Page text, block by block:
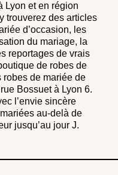
Lyon et en région
trouverez des articles
d’occasion, les
du mariage, la
reportages de vrais
de robes de
de mariée de
Bossuet à Lyon 6.
l’envie sincère
au-delà de
jusqu’au jour J.